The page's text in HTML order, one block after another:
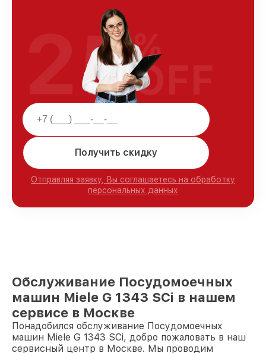
Получить скидку
Отправляя заявку, Вы соглашаетесь на обработку
персональных данных
25%
OFF
Обслуживание Посудомоечных
машин Miele G 1343 SCi в нашем
сервисе в Москве
Понадобился обслуживание Посудомоечных
машин Miele G 1343 SCi, добро пожаловать в наш
сервисный центр в Москве. Мы проводим